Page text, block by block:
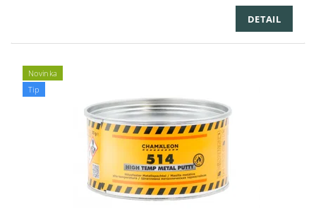
DETAIL
Novinka
Tip